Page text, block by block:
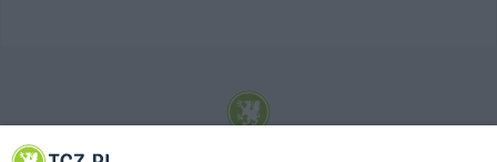
© 2001-2026 Tczew - TCZ.PL Sp. z o.o. Internetowy Serwis Informacyjny Miasta